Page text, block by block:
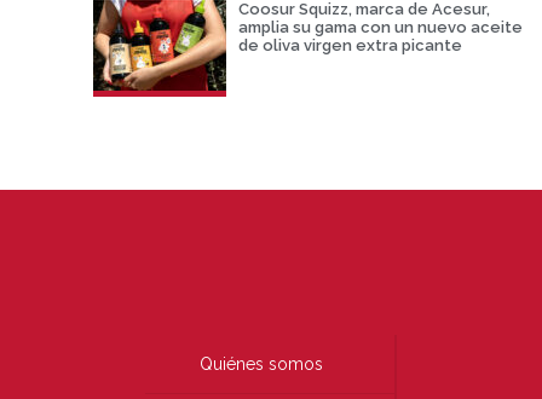
Coosur Squizz, marca de Acesur,
amplia su gama con un nuevo aceite
de oliva virgen extra picante
Quiénes somos